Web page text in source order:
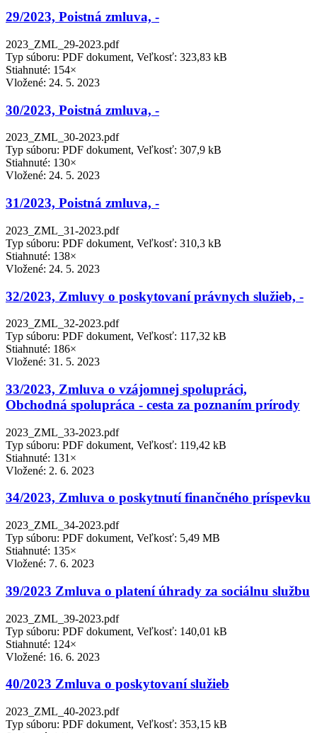
29/2023, Poistná zmluva, -
2023_ZML_29-2023.pdf
Typ súboru: PDF dokument, Veľkosť: 323,83 kB
Stiahnuté: 154×
Vložené: 24. 5. 2023
30/2023, Poistná zmluva, -
2023_ZML_30-2023.pdf
Typ súboru: PDF dokument, Veľkosť: 307,9 kB
Stiahnuté: 130×
Vložené: 24. 5. 2023
31/2023, Poistná zmluva, -
2023_ZML_31-2023.pdf
Typ súboru: PDF dokument, Veľkosť: 310,3 kB
Stiahnuté: 138×
Vložené: 24. 5. 2023
32/2023, Zmluvy o poskytovaní právnych služieb, -
2023_ZML_32-2023.pdf
Typ súboru: PDF dokument, Veľkosť: 117,32 kB
Stiahnuté: 186×
Vložené: 31. 5. 2023
33/2023, Zmluva o vzájomnej spolupráci,
Obchodná spolupráca - cesta za poznaním prírody
2023_ZML_33-2023.pdf
Typ súboru: PDF dokument, Veľkosť: 119,42 kB
Stiahnuté: 131×
Vložené: 2. 6. 2023
34/2023, Zmluva o poskytnutí finančného príspevku
2023_ZML_34-2023.pdf
Typ súboru: PDF dokument, Veľkosť: 5,49 MB
Stiahnuté: 135×
Vložené: 7. 6. 2023
39/2023 Zmluva o platení úhrady za sociálnu službu
2023_ZML_39-2023.pdf
Typ súboru: PDF dokument, Veľkosť: 140,01 kB
Stiahnuté: 124×
Vložené: 16. 6. 2023
40/2023 Zmluva o poskytovaní služieb
2023_ZML_40-2023.pdf
Typ súboru: PDF dokument, Veľkosť: 353,15 kB